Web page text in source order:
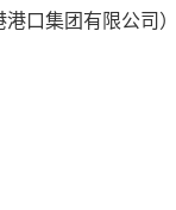
口集团有限公司